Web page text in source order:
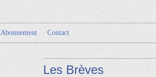
Abonnement Contact
Les Brèves